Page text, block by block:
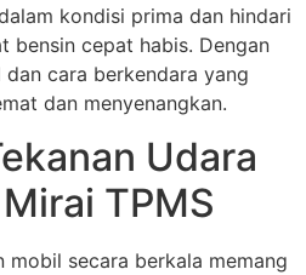
kondisi prima dan hindari
bensin cepat habis. Dengan
cara berkendara yang
dan menyenangkan.
Udara
TPMS
mobil secara berkala memang